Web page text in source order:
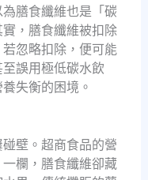
膳食纖維也是「碳
，膳食纖維被扣除
若忽略扣除，便可能
誤用極低碳水飲
失衡的困境。
壁。超商食品的營
欄，膳食纖維卻藏